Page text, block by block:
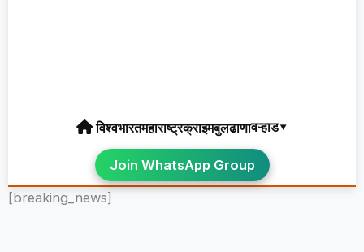
विश्वभारतमहाराष्ट्रक्राइमबुलढाणावऱ्हाड▾
Join WhatsApp Group
[breaking_news]